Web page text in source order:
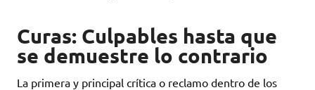
Curas: Culpables hasta que
se demuestre lo contrario
La primera y principal crítica o reclamo dentro de los